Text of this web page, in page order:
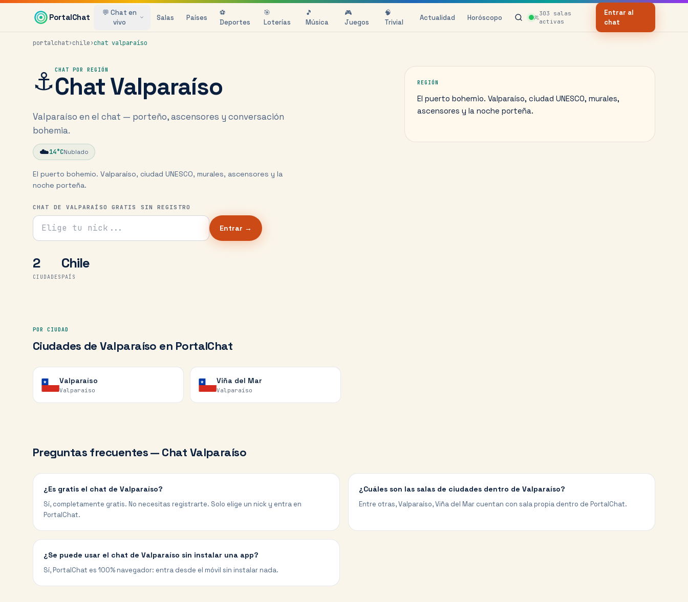
Saltar al contenido principal
PortalChat
💬 Chat en
vivo
Salas Países
⚽
Deportes
🎯
Loterías
🎵
Música
🎮
Juegos
🧠
Trivial
Actualidad Horóscopo 303 salas
activas
Entrar al
chat
portalchat›chile›chat valparaíso
⚓ CHAT POR REGIÓN
ChatValparaíso
Valparaíso en el chat — porteño, ascensores y conversación
bohemia.
☁️14°CNublado
El puerto bohemio. Valparaíso, ciudad UNESCO, murales, ascensores y la
noche porteña.
CHAT DE VALPARAÍSO GRATIS SIN REGISTRO
Tu nick para el chat
Entrar →
2
CIUDADES
Chile
PAÍS
REGIÓN
El puerto bohemio. Valparaíso, ciudad UNESCO, murales,
ascensores y la noche porteña.
POR CIUDAD
Ciudades deValparaíso en PortalChat
Valparaíso
Valparaíso
Viña del Mar
Valparaíso
Preguntas frecuentes — Chat Valparaíso
¿Es gratis el chat de Valparaíso?
Sí, completamente gratis. No necesitas registrarte. Solo elige un nick y entra en
PortalChat.
¿Cuáles son las salas de ciudades dentro de Valparaíso?
Entre otras, Valparaíso, Viña del Mar cuentan con sala propia dentro de PortalChat.
¿Se puede usar el chat de Valparaíso sin instalar una app?
Sí, PortalChat es 100% navegador: entra desde el móvil sin instalar nada.